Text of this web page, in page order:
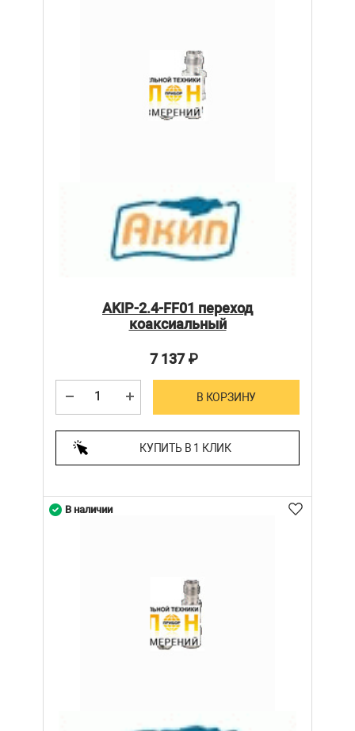
AKIP-2.4-FF01 переход
коаксиальный
7 137₽
В КОРЗИНУ
КУПИТЬ В 1 КЛИК
В наличии